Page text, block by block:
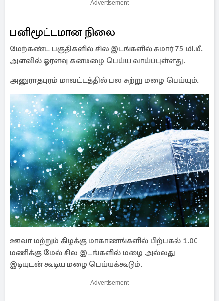
Advertisement
பனிமூட்டமான நிலை
மேற்கண்ட பகுதிகளில் சில இடங்களில் சுமார் 75 மி.மீ.
அளவில் ஓரளவு கனமழை பெய்ய வாய்ப்புள்ளது.
அனுராதபுரம் மாவட்டத்தில் பல சுற்று மழை பெய்யும்.
ஊவா மற்றும் கிழக்கு மாகாணங்களில் பிற்பகல் 1.00
மணிக்கு மேல் சில இடங்களில் மழை அல்லது
இடியுடன் கூடிய மழை பெய்யக்கூடும்.
Advertisement